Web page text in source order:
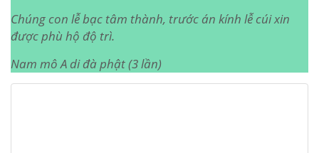
Chúng con lễ bạc tâm thành, trước án kính lễ cúi xin
được phù hộ độ trì.
Nam mô A di đà phật (3 lần)